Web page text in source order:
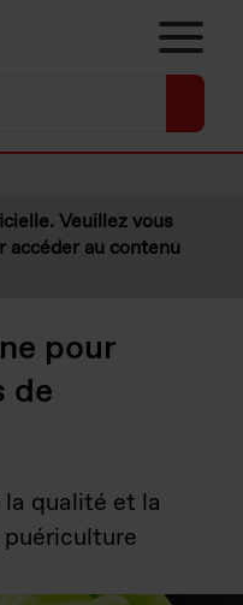
Veuillez vous
accéder au contenu
pour
de
qualité et la